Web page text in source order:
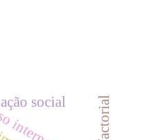
ação social